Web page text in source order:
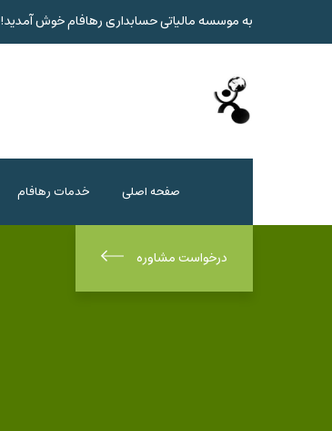
به موسسه مالیاتی حسابداری رهافام خوش آمدید!
صفحه اصلی خدمات رهافام
درخواست مشاوره